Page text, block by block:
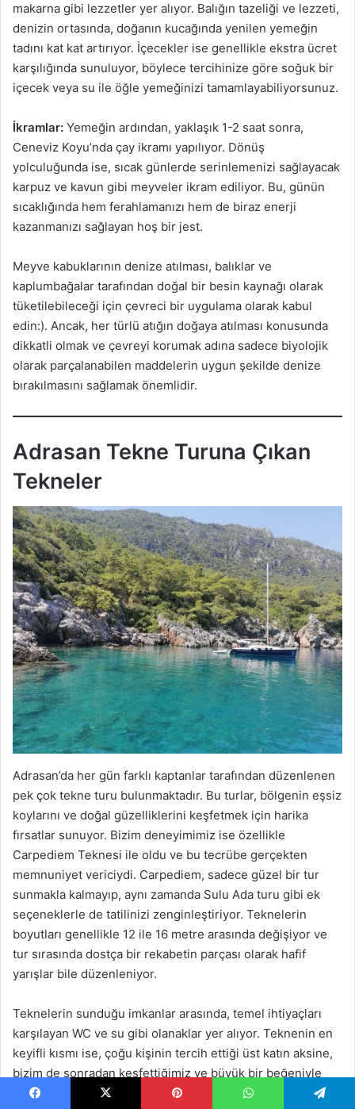
makarna gibi lezzetler yer alıyor. Balığın tazeliği ve lezzeti,
denizin ortasında, doğanın kucağında yenilen yemeğin
tadını kat kat artırıyor. İçecekler ise genellikle ekstra ücret
karşılığında sunuluyor, böylece tercihinize göre soğuk bir
içecek veya su ile öğle yemeğinizi tamamlayabiliyorsunuz.
İkramlar: Yemeğin ardından, yaklaşık 1-2 saat sonra,
Ceneviz Koyu’nda çay ikramı yapılıyor. Dönüş
yolculuğunda ise, sıcak günlerde serinlemenizi sağlayacak
karpuz ve kavun gibi meyveler ikram ediliyor. Bu, günün
sıcaklığında hem ferahlamanızı hem de biraz enerji
kazanmanızı sağlayan hoş bir jest.
Meyve kabuklarının denize atılması, balıklar ve
kaplumbağalar tarafından doğal bir besin kaynağı olarak
tüketilebileceği için çevreci bir uygulama olarak kabul
edin:). Ancak, her türlü atığın doğaya atılması konusunda
dikkatli olmak ve çevreyi korumak adına sadece biyolojik
olarak parçalanabilen maddelerin uygun şekilde denize
bırakılmasını sağlamak önemlidir.
Adrasan Tekne Turuna Çıkan
Tekneler
Adrasan’da her gün farklı kaptanlar tarafından düzenlenen
pek çok tekne turu bulunmaktadır. Bu turlar, bölgenin eşsiz
koylarını ve doğal güzelliklerini keşfetmek için harika
fırsatlar sunuyor. Bizim deneyimimiz ise özellikle
Carpediem Teknesi ile oldu ve bu tecrübe gerçekten
memnuniyet vericiydi. Carpediem, sadece güzel bir tur
sunmakla kalmayıp, aynı zamanda Sulu Ada turu gibi ek
seçeneklerle de tatilinizi zenginleştiriyor. Teknelerin
boyutları genellikle 12 ile 16 metre arasında değişiyor ve
tur sırasında dostça bir rekabetin parçası olarak hafif
yarışlar bile düzenleniyor.
Teknelerin sunduğu imkanlar arasında, temel ihtiyaçları
karşılayan WC ve su gibi olanaklar yer alıyor. Teknenin en
keyifli kısmı ise, çoğu kişinin tercih ettiği üst katın aksine,
bizim de sonradan keşfettiğimiz ve büyük bir beğeniyle
vakit geçirdiğimiz alt katın arka kısmı olabilir. Başlangıçta